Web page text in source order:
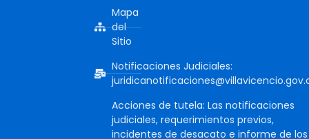
Mapa
del
Sitio
Notificaciones Judiciales:
Acciones de tutela: Las notificaciones
judiciales, requerimientos previos,
incidentes de desacato e informe de los